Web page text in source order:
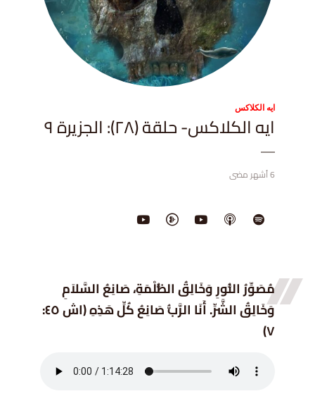
ايه الكلاكس
ايه الكلاكس- حلقة (٢٨): الجزيرة ٩
6 أشهر مضى
مُصَوِّرُالنُّورِ وَخَالِقُ الظُّلْمَةِ، صَانِعُ السَّلاَمِ
وَخَالِقُ الشَّرِّ. أَنَا الرَّبُّ صَانِعُ كُلِّ هَذِهِ
(اش ٤٥:
٧)